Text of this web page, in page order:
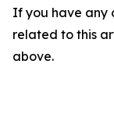
If you have any
related to this
above.